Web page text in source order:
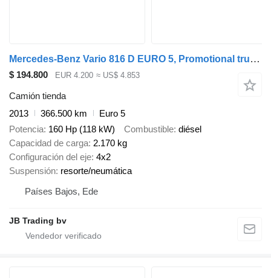
Mercedes-Benz Vario 816 D EURO 5, Promotional truck, Manual trans
$ 194.800 EUR 4.200 ≈ US$ 4.853
Camión tienda
2013
366.500 km
Euro 5
Potencia 160 Hp (118 kW) Combustible diésel
Capacidad de carga 2.170 kg
Configuración del eje 4x2
Suspensión resorte/neumática
Países Bajos, Ede
JB Trading bv